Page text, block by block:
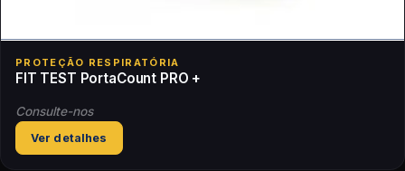
PROTEÇÃO RESPIRATÓRIA
FIT TEST PortaCount PRO +
Consulte-nos
Ver detalhes